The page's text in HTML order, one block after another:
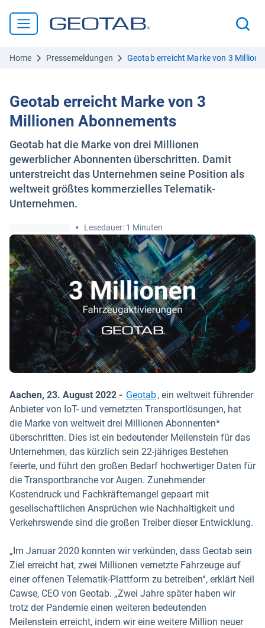
Home Pressemeldungen Geotab erreicht Marke von 3
Geotab erreicht Marke von 3
Millionen Abonnements
Geotab hat die Marke von drei Millionen
gewerblicher Abonnenten überschritten. Damit
unterstreicht das Unternehmen seine Position als
weltweit größtes kommerzielles Telematik-
Unternehmen.
• Lesedauer: 1 Minuten
Aachen, 23. August 2022 - Geotab, ein weltweit führender
Anbieter von IoT- und vernetzten Transportlösungen, hat
die Marke von weltweit drei Millionen Abonnenten*
überschritten. Dies ist ein bedeutender Meilenstein für das
Unternehmen, das kürzlich sein 22-jähriges Bestehen
feierte, und führt den großen Bedarf hochwertiger Daten für
die Transportbranche vor Augen. Zunehmender
Kostendruck und Fachkräftemangel gepaart mit
gesellschaftlichen Ansprüchen wie Nachhaltigkeit und
Verkehrswende sind die großen Treiber dieser Entwicklung.
„Im Januar 2020 konnten wir verkünden, dass Geotab sein
Ziel erreicht hat, zwei Millionen vernetzte Fahrzeuge auf
einer offenen Telematik-Plattform zu betreiben“, erklärt Neil
Cawse, CEO von Geotab. „Zwei Jahre später haben wir
trotz der Pandemie einen weiteren bedeutenden
Meilenstein erreicht, indem wir eine weitere Million neuer